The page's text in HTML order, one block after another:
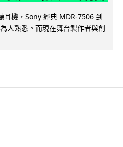
耳機，Sony 經典 MDR-7506 到
人熟悉。而現在舞台製作者與創